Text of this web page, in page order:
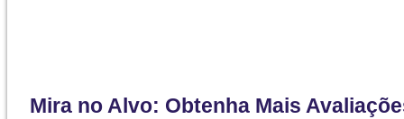
Mira no Alvo: Obtenha Mais